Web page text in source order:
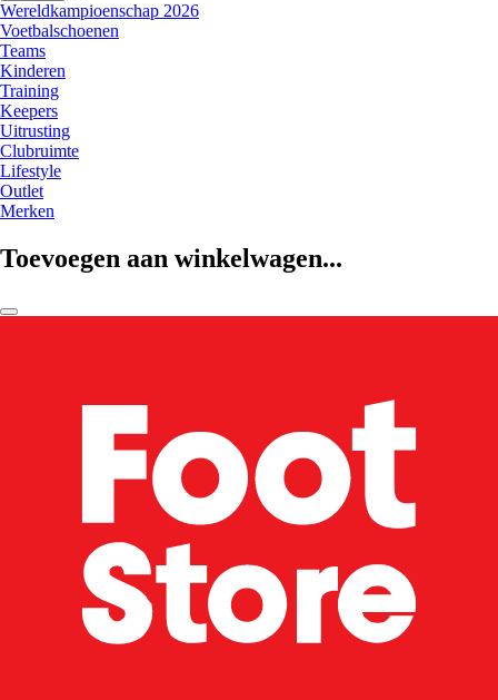
Wereldkampioenschap 2026
Voetbalschoenen
Teams
Kinderen
Training
Keepers
Uitrusting
Clubruimte
Lifestyle
Outlet
Merken
Toevoegen aan winkelwagen...